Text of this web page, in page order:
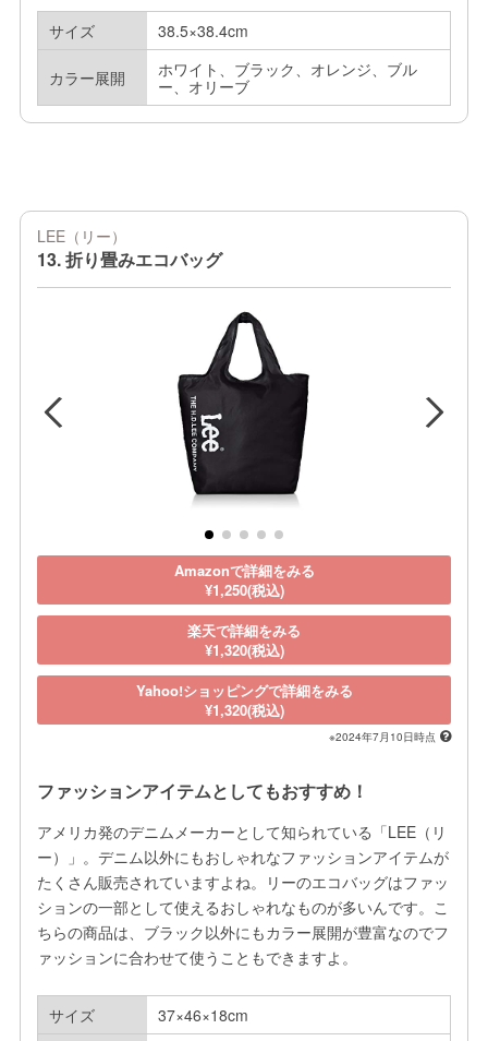
サイズ 38.5×38.4cm
カラー展開
ホワイト、ブラック、オレンジ、ブル
ー、オリーブ
LEE（リー）
13. 折り畳みエコバッグ
Amazonで詳細をみる
¥1,250(税込)
楽天で詳細をみる
¥1,320(税込)
Yahoo!ショッピングで詳細をみる
¥1,320(税込)
※2024年7月10日時点
ファッションアイテムとしてもおすすめ！
アメリカ発のデニムメーカーとして知られている「LEE（リ
ー）」。デニム以外にもおしゃれなファッションアイテムが
たくさん販売されていますよね。リーのエコバッグはファッ
ションの一部として使えるおしゃれなものが多いんです。こ
ちらの商品は、ブラック以外にもカラー展開が豊富なのでフ
ァッションに合わせて使うこともできますよ。
サイズ 37×46×18cm